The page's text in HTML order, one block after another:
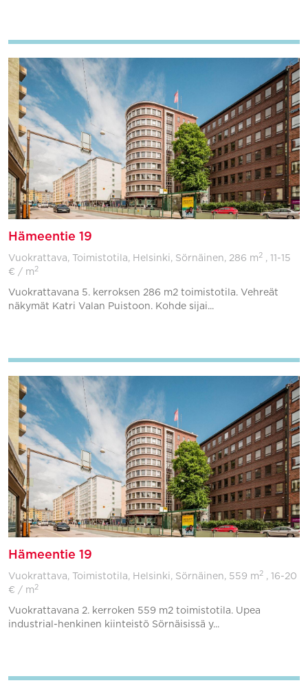
Hämeentie 19
Vuokrattava, Toimistotila, Helsinki, Sörnäinen, 286 m 2 , 11-15
€ / m 2
Vuokrattavana 5. kerroksen 286 m2 toimistotila. Vehreät
näkymät Katri Valan Puistoon. Kohde sijai...
Hämeentie 19
Vuokrattava, Toimistotila, Helsinki, Sörnäinen, 559 m 2 , 16-20
€ / m 2
Vuokrattavana 2. kerroken 559 m2 toimistotila. Upea
industrial-henkinen kiinteistö Sörnäisissä y...